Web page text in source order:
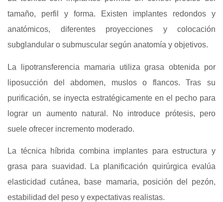
tamaño, perfil y forma. Existen implantes redondos y
anatómicos, diferentes proyecciones y colocación
subglandular o submuscular según anatomía y objetivos.
La lipotransferencia mamaria utiliza grasa obtenida por
liposucción del abdomen, muslos o flancos. Tras su
purificación, se inyecta estratégicamente en el pecho para
lograr un aumento natural. No introduce prótesis, pero
suele ofrecer incremento moderado.
La técnica híbrida combina implantes para estructura y
grasa para suavidad. La planificación quirúrgica evalúa
elasticidad cutánea, base mamaria, posición del pezón,
estabilidad del peso y expectativas realistas.